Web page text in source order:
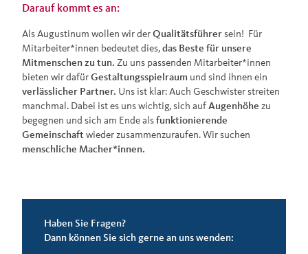
Darauf kommt es an:
Als Augustinum wollen wir derQualitätsführersein! Für
Mitarbeiter*innen bedeutet dies,das Beste für unsere
Mitmenschen zu tun. Zu uns passenden Mitarbeiter*innen
bieten wir dafürGestaltungsspielraum und sind ihnen ein
verlässlicher Partner. Uns ist klar: Auch Geschwister streiten
manchmal. Dabei ist es uns wichtig, sich aufAugenhöhe zu
begegnen und sich am Ende alsfunktionierende
Gemeinschaft wieder zusammenzuraufen. Wir suchen
menschliche Macher*innen.
Haben Sie Fragen?
Dann können Sie sich gerne an uns wenden: